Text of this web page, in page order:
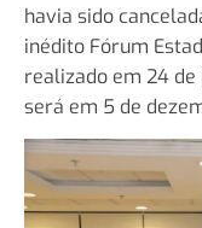
havia sido
inédito Fórum
realizado em 24
será em 5 de